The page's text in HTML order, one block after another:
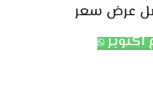
عرض سعر
اكتوبر